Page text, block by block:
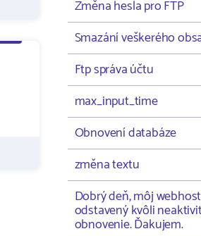
Změna hesla pro FTP
Smazání veškerého
Ftp správa účtu
max_input_time
Obnovení databáze
změna textu
Dobrý deň, môj
odstavený kvôli
obnovenie. Ďakujem.